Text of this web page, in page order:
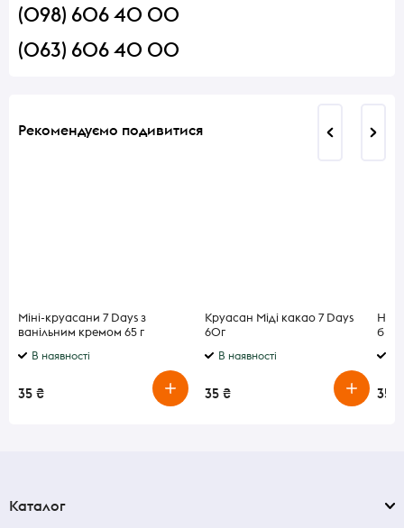
(098) 606 40 00
(063) 606 40 00
Рекомендуємо подивитися
Міні-круасани 7 Days з
ванільним кремом 65 г
В наявності
35 ₴
Круасан Міді какао 7 Days
60г
В наявності
35 ₴
б
35 ₴
Каталог